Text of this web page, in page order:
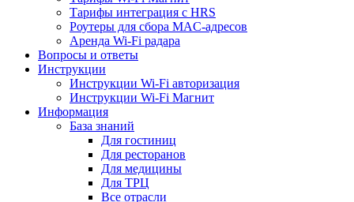
Тарифы интеграция с HRS
Роутеры для сбора MAC-адресов
Аренда Wi-Fi радара
Вопросы и ответы
Инструкции
Инструкции Wi-Fi авторизация
Инструкции Wi-Fi Магнит
Информация
База знаний
Для гостиниц
Для ресторанов
Для медицины
Для ТРЦ
Все отрасли